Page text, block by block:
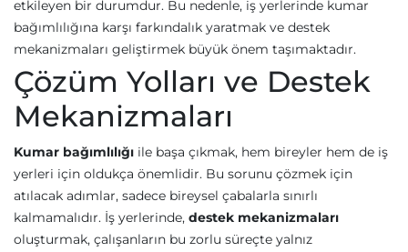
etkileyen bir durumdur. Bu nedenle, iş yerlerinde kumar
bağımlılığına karşı farkındalık yaratmak ve destek
mekanizmaları geliştirmek büyük önem taşımaktadır.
Çözüm Yolları ve Destek
Mekanizmaları
Kumar bağımlılığı ile başa çıkmak, hem bireyler hem de iş
yerleri için oldukça önemlidir. Bu sorunu çözmek için
atılacak adımlar, sadece bireysel çabalarla sınırlı
kalmamalıdır. İş yerlerinde, destek mekanizmaları
oluşturmak, çalışanların bu zorlu süreçte yalnız